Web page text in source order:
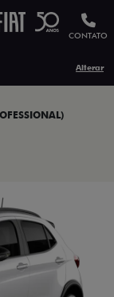
CONTATO
Alterar